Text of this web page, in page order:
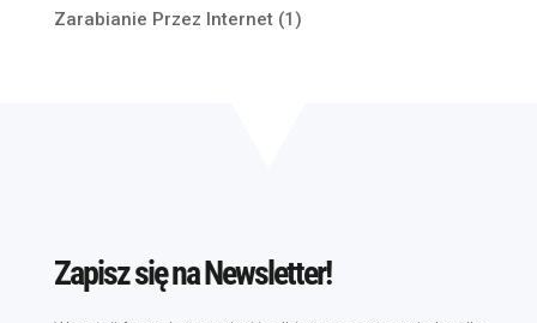
Zarabianie Przez Internet(1)
Zapisz się na Newsletter!